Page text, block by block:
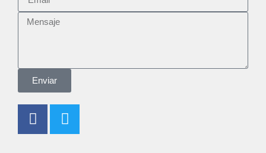
Enviar